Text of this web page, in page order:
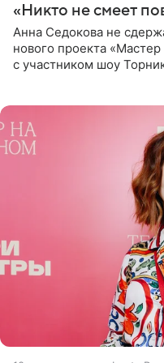
«Никто не смеет
Анна Седокова не
нового проекта
с участником шоу